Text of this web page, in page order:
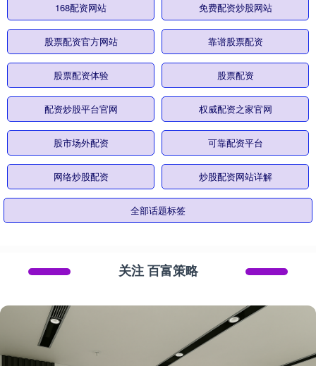
168配资网站 免费配资炒股网站
股票配资官方网站 靠谱股票配资
股票配资体验 股票配资
配资炒股平台官网 权威配资之家官网
股市场外配资 可靠配资平台
网络炒股配资 炒股配资网站详解
全部话题标签
关注 百富策略